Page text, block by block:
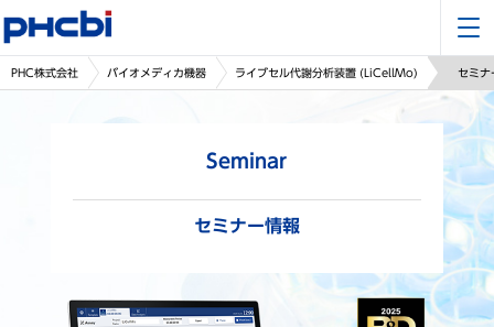
PHC株式会社 バイオメディカ機器 ライブセル代謝分析装置 (LiCellMo) セミナ
Seminar
セミナー情報